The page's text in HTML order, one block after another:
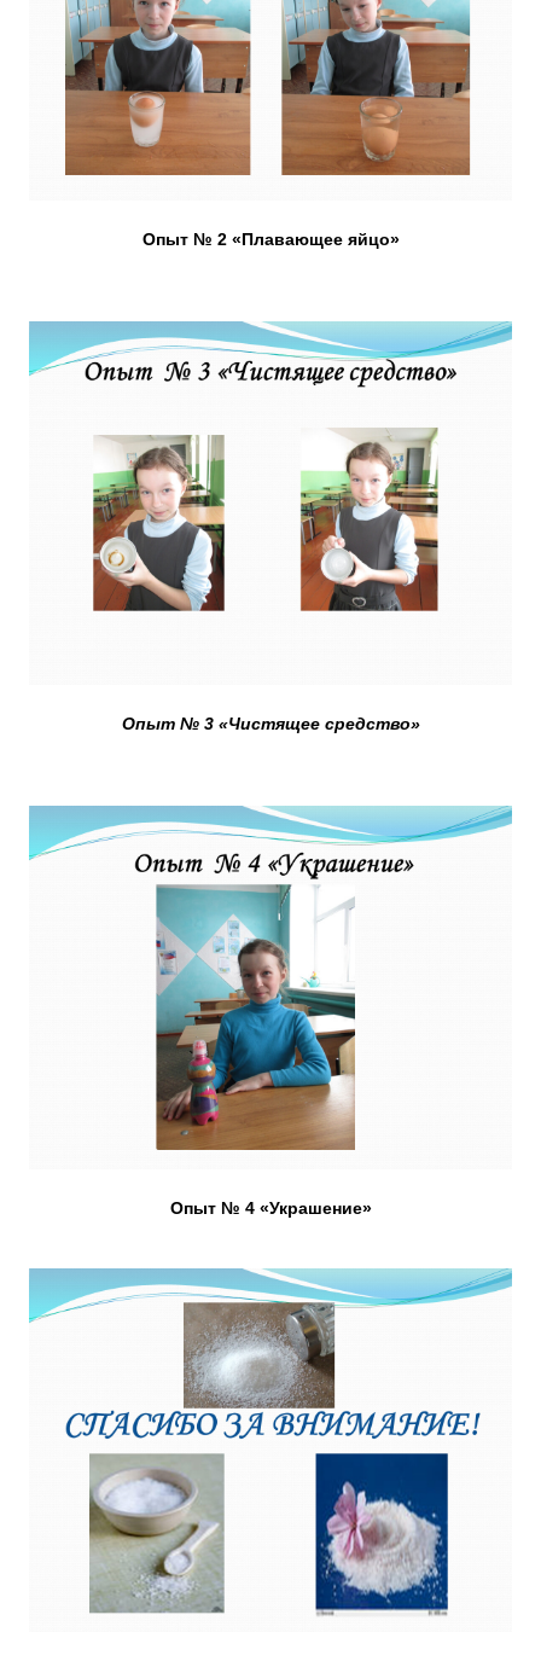
Опыт № 2 «Плавающее яйцо»
Опыт № 3 «Чистящее средство»
Опыт № 4 «Украшение»